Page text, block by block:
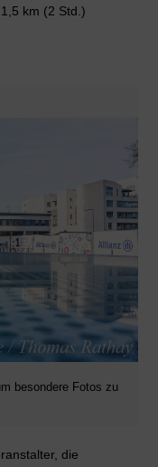
1,5 km (2 Std.)
besondere Fotos zu
die